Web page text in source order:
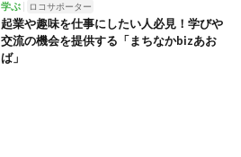
学ぶ ロコサポーター
起業や趣味を仕事にしたい人必見！学びや
交流の機会を提供する「まちなかbizあお
ば」